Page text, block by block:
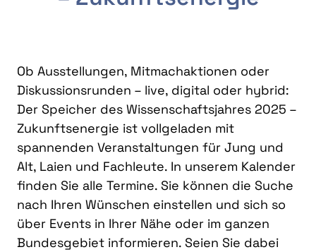
Ob Ausstellungen, Mitmachaktionen oder
Diskussionsrunden – live, digital oder hybrid:
Der Speicher des Wissenschaftsjahres 2025 –
Zukunftsenergie ist vollgeladen mit
spannenden Veranstaltungen für Jung und
Alt, Laien und Fachleute. In unserem Kalender
finden Sie alle Termine. Sie können die Suche
nach Ihren Wünschen einstellen und sich so
über Events in Ihrer Nähe oder im ganzen
Bundesgebiet informieren. Seien Sie dabei